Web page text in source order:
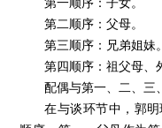
会议第二部分继承